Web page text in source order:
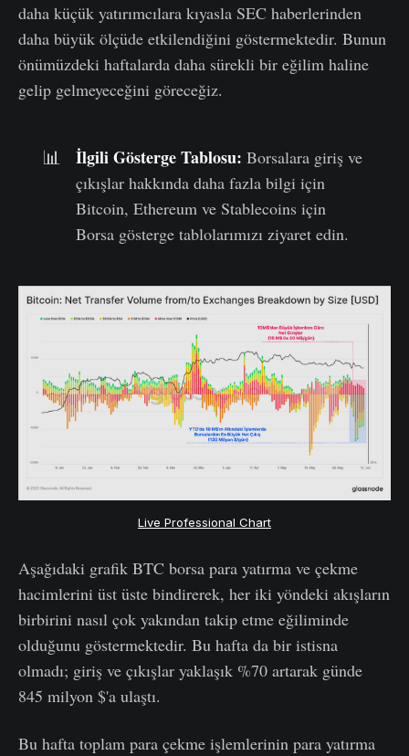
daha küçük yatırımcılara kıyasla SEC haberlerinden
daha büyük ölçüde etkilendiğini göstermektedir. Bunun
önümüzdeki haftalarda daha sürekli bir eğilim haline
gelip gelmeyeceğini göreceğiz.
📊 İlgili Gösterge Tablosu: Borsalara giriş ve
çıkışlar hakkında daha fazla bilgi için
Bitcoin, Ethereum ve Stablecoins için
Borsa gösterge tablolarımızı ziyaret edin.
Live Professional Chart
Aşağıdaki grafik BTC borsa para yatırma ve çekme
hacimlerini üst üste bindirerek, her iki yöndeki akışların
birbirini nasıl çok yakından takip etme eğiliminde
olduğunu göstermektedir. Bu hafta da bir istisna
olmadı; giriş ve çıkışlar yaklaşık %70 artarak günde
845 milyon $'a ulaştı.
Bu hafta toplam para çekme işlemlerinin para yatırma